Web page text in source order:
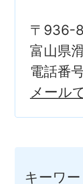
〒936-
富山県
電話番
メール
キーワ